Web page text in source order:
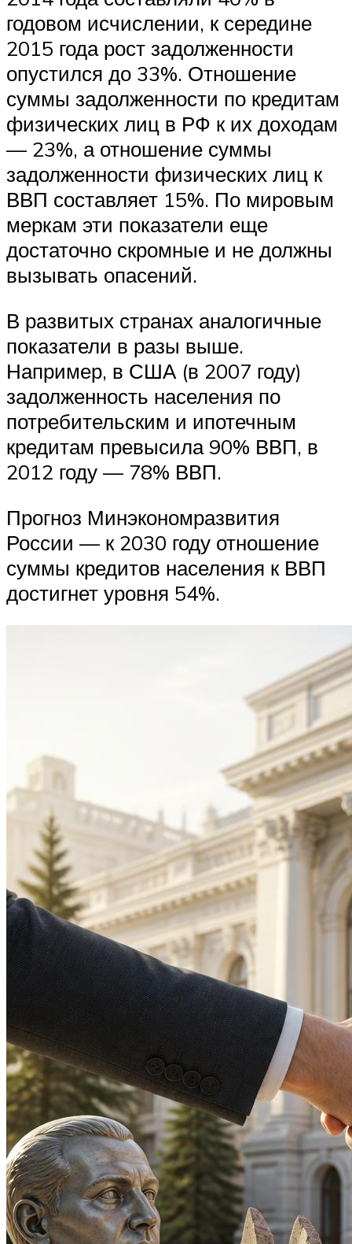
годовом исчислении, к середине
2015 года рост задолженности
опустился до 33%. Отношение
суммы задолженности по кредитам
физических лиц в РФ к их доходам
— 23%, а отношение суммы
задолженности физических лиц к
ВВП составляет 15%. По мировым
меркам эти показатели еще
достаточно скромные и не должны
вызывать опасений.
В развитых странах аналогичные
показатели в разы выше.
Например, в США (в 2007 году)
задолженность населения по
потребительским и ипотечным
кредитам превысила 90% ВВП, в
2012 году — 78% ВВП.
Прогноз Минэкономразвития
России — к 2030 году отношение
суммы кредитов населения к ВВП
достигнет уровня 54%.